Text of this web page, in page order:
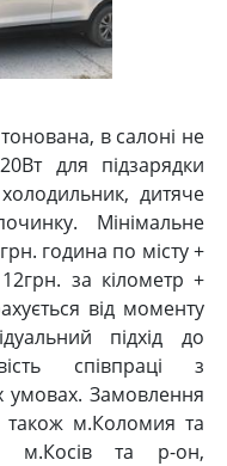
в салоні не
для підзарядки
дитяче
Мінімальне
година по місту +
за кілометр +
від моменту
підхід до
співпраці з
умовах. Замовлення
також м.Коломия та
м.Косів та р-он,